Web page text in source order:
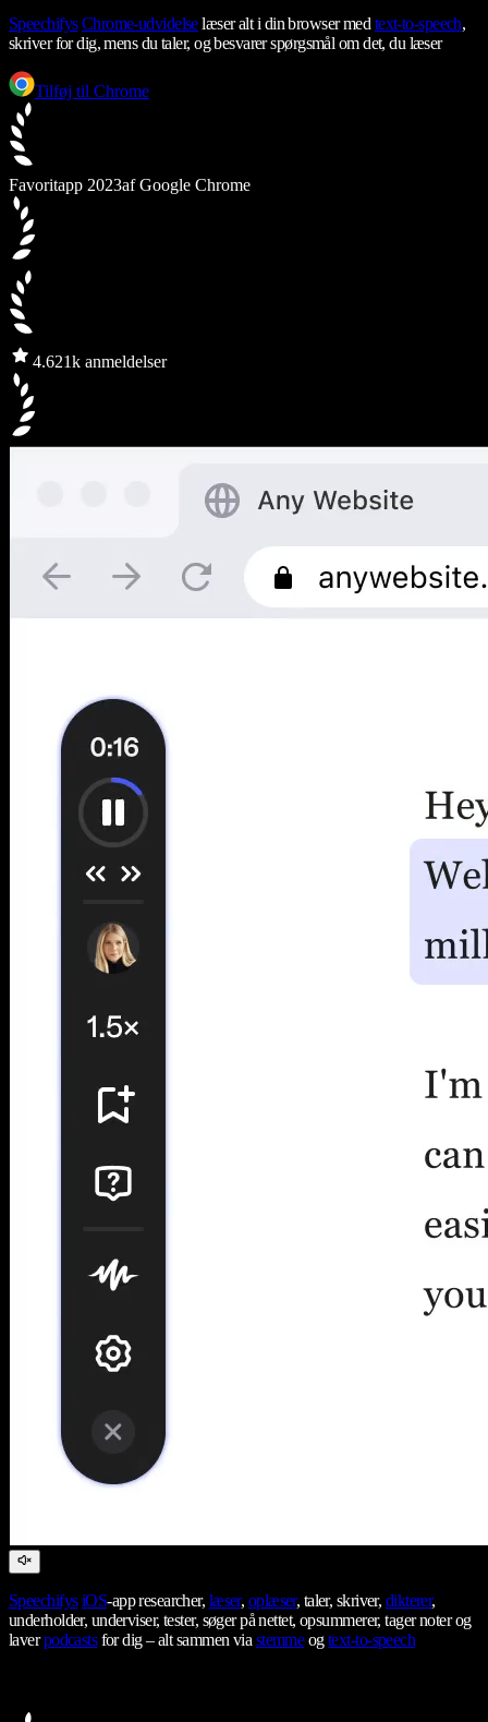
Speechifys Chrome-udvidelselæser alt i din browser med text-to-speech,
skriver for dig, mens du taler, og besvarer spørgsmål om det, du læser
Tilføj til Chrome
Favoritapp 2023af Google Chrome
4.621k anmeldelser
Speechifys iOS-app researcher, læser, oplæser, taler, skriver, dikterer,
underholder, underviser, tester, søger på nettet, opsummerer, tager noter og
laverpodcastsfor dig – alt sammen viastemmeogtext-to-speech